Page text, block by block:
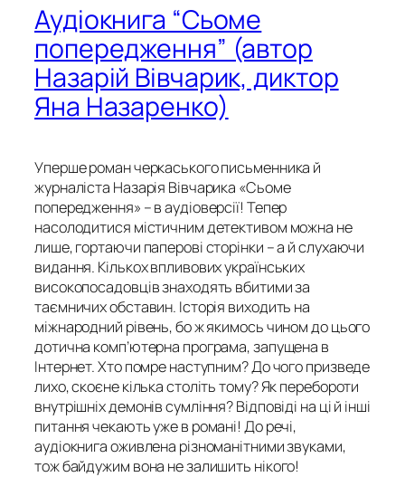
Аудіокнига “Сьоме
попередження” (автор
Назарій Вівчарик, диктор
Яна Назаренко)
Уперше роман черкаського письменника й
журналіста Назарія Вівчарика «Сьоме
попередження» – в аудіоверсії! Тепер
насолодитися містичним детективом можна не
лише, гортаючи паперові сторінки – а й слухаючи
видання. Кількох впливових українських
високопосадовців знаходять вбитими за
таємничих обставин. Історія виходить на
міжнародний рівень, бо ж якимось чином до цього
дотична комп’ютерна програма, запущена в
Інтернет. Хто помре наступним? До чого призведе
лихо, скоєне кілька століть тому? Як перебороти
внутрішніх демонів сумління? Відповіді на ці й інші
питання чекають уже в романі! До речі,
аудіокнига оживлена різноманітними звуками,
тож байдужим вона не залишить нікого!